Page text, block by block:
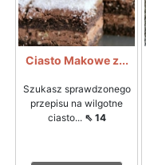
Ciasto Makowe z...
Szukasz sprawdzonego
przepisu na wilgotne
ciasto... ⇖ 14